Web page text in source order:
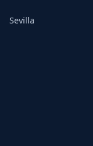
Sevilla